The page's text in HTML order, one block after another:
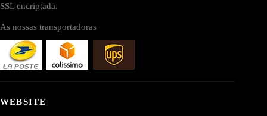
SSL encriptada.
As nossas transportadoras
WEBSITE